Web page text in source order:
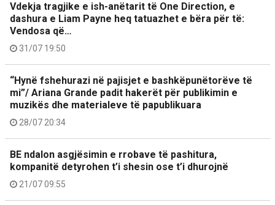
Vdekja tragjike e ish-anëtarit të One Direction, e
dashura e Liam Payne heq tatuazhet e bëra për të:
Vendosa që…
31/07 19:50
“Hynë fshehurazi në pajisjet e bashkëpunëtorëve të
mi”/ Ariana Grande padit hakerët për publikimin e
muzikës dhe materialeve të papublikuara
28/07 20:34
BE ndalon asgjësimin e rrobave të pashitura,
kompanitë detyrohen t’i shesin ose t’i dhurojnë
21/07 09:55